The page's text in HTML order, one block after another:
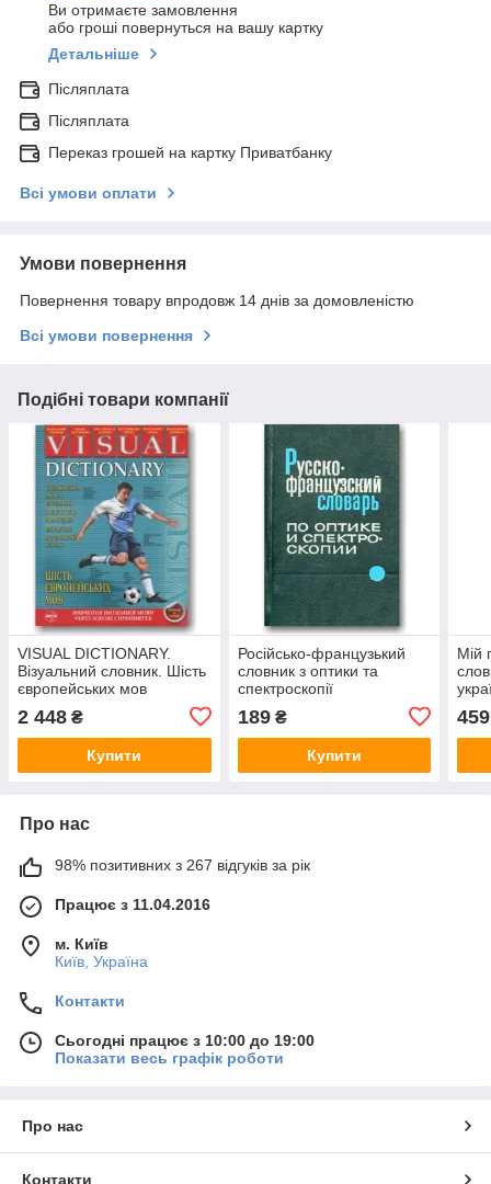
Ви отримаєте замовлення
або гроші повернуться на вашу картку
Детальніше
Післяплата
Післяплата
Переказ грошей на картку Приватбанку
Всі умови оплати
Умови повернення
Повернення товару впродовж 14 днів за домовленістю
Всі умови повернення
Подібні товари компанії
VISUAL DICTIONARY.
Візуальний словник. Шість
європейських мов
2 448 ₴
Купити
Російсько-французький
словник з оптики та
спектроскопії
189₴
Купити
Мій
459
Про нас
98% позитивних з 267 відгуків за рік
Працює з 11.04.2016
м. Київ
Київ, Україна
Контакти
Сьогодні працює з 10:00 до 19:00
Показати весь графік роботи
Про нас
Контакти